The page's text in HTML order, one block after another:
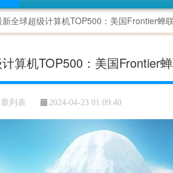
新全球超级计算机TOP500：美国Frontier蝉
算机TOP500：美国Frontier
列表 2024-04-23 01:09:40